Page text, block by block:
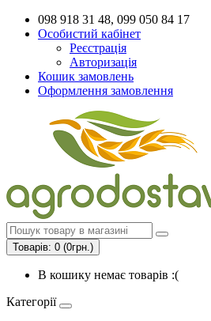
098 918 31 48, 099 050 84 17
Особистий кабінет
Реєстрація
Авторизація
Кошик замовлень
Оформлення замовлення
Товарів: 0 (0грн.)
В кошику немає товарів :(
Категорії